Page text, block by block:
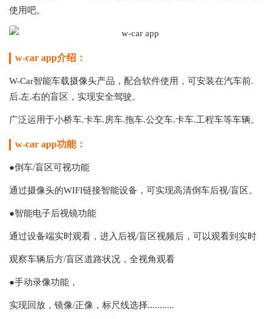
使用吧。
w-car app介绍：
W-Car智能车载摄像头产品，配合软件使用，可安装在汽车前.
后.左.右的盲区，实现安全驾驶。
广泛运用于小桥车.卡车.房车.拖车.公交车.卡车.工程车等车辆。
w-car app功能：
●倒车/盲区可视功能
通过摄像头的WIFI链接智能设备，可实现高清倒车后视/盲区。
●智能电子后视镜功能
通过设备端实时观看，进入后视/盲区视频后，可以观看到实时
观察车辆后方/盲区道路状况，全视角观看
●手动录像功能，
实现回放，镜像/正像，标尺线选择...........